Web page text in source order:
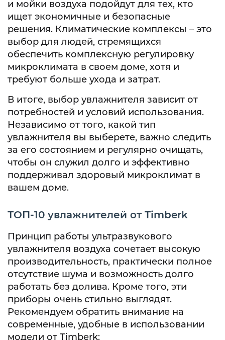
и мойки воздуха подойдут для тех, кто
ищет экономичные и безопасные
решения. Климатические комплексы – это
выбор для людей, стремящихся
обеспечить комплексную регулировку
микроклимата в своем доме, хотя и
требуют больше ухода и затрат.
В итоге, выбор увлажнителя зависит от
потребностей и условий использования.
Независимо от того, какой тип
увлажнителя вы выберете, важно следить
за его состоянием и регулярно очищать,
чтобы он служил долго и эффективно
поддерживал здоровый микроклимат в
вашем доме.
ТОП-10 увлажнителей от Timberk
Принцип работы ультразвукового
увлажнителя воздуха сочетает высокую
производительность, практически полное
отсутствие шума и возможность долго
работать без долива. Кроме того, эти
приборы очень стильно выглядят.
Рекомендуем обратить внимание на
современные, удобные в использовании
модели от Timberk: